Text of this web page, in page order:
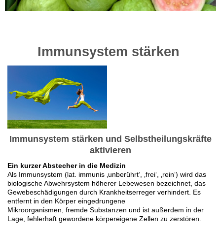
Immunsystem stärken
Immunsystem stärken und Selbstheilungskräfte
aktivieren
Ein kurzer Abstecher in die Medizin
Als Immunsystem (lat. immunis ‚unberührt‘, ‚frei‘, ‚rein‘) wird das
biologische Abwehrsystem höherer Lebewesen bezeichnet, das
Gewebeschädigungen durch Krankheitserreger verhindert. Es
entfernt in den Körper eingedrungene
Mikroorganismen, fremde Substanzen und ist außerdem in der
Lage, fehlerhaft gewordene körpereigene Zellen zu zerstören.